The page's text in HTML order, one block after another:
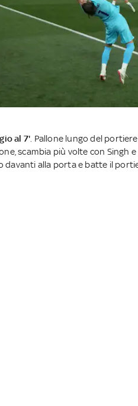
al 7' . Pallone lungo del
scambia più volte con Singh e
alla porta e batte il